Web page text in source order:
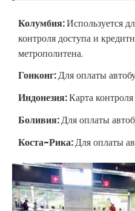
Колумбия:Используется
контроля доступа и
метрополитена.
Гонконг:Для оплаты
Индонезия:Карта
Боливия:Для оплаты
Коста-Рика:Для оплаты